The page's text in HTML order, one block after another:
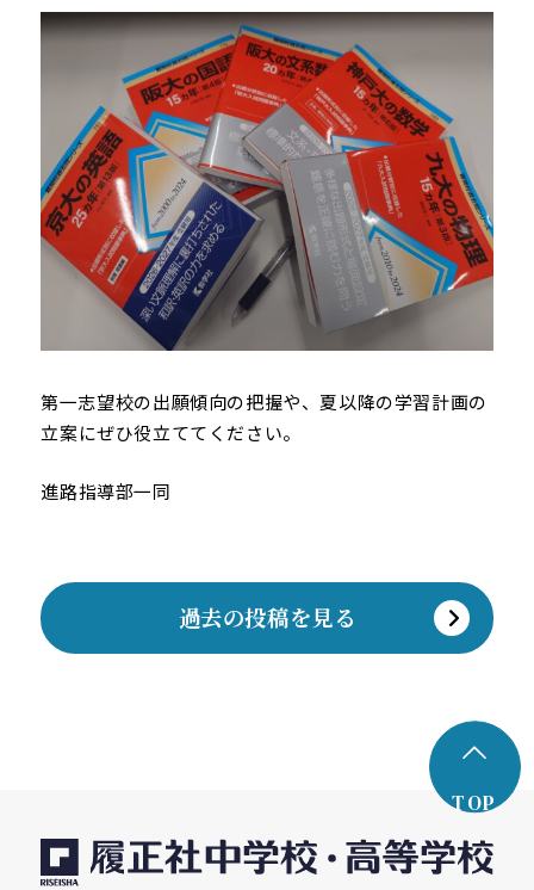
第一志望校の出願傾向の把握や、夏以降の学習計画の
立案にぜひ役立ててください。
進路指導部一同
過去の投稿を見る
TOP